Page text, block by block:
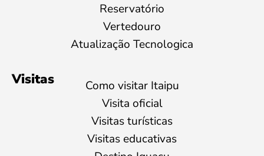
Reservatório
Vertedouro
Atualização Tecnologica
Visitas
Como visitar Itaipu
Visita oficial
Visitas turísticas
Visitas educativas